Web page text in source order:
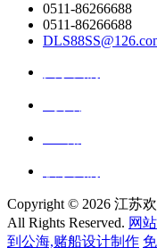
0511-86266688
0511-86266688
Copyright © 2026 江苏
All Rights Reserved. 网
到公海,赌船设计制作